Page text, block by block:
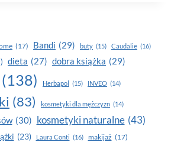
(17) Bandi (29) buty (15) Caudalie (16)
dieta (27) dobra książka (29)
(138) Herbapol (15) INVEO (14)
(83) kosmetyki dla mężczyzn (14)
(30) kosmetyki naturalne (43)
(23) Laura Conti (16) makijaż (17)